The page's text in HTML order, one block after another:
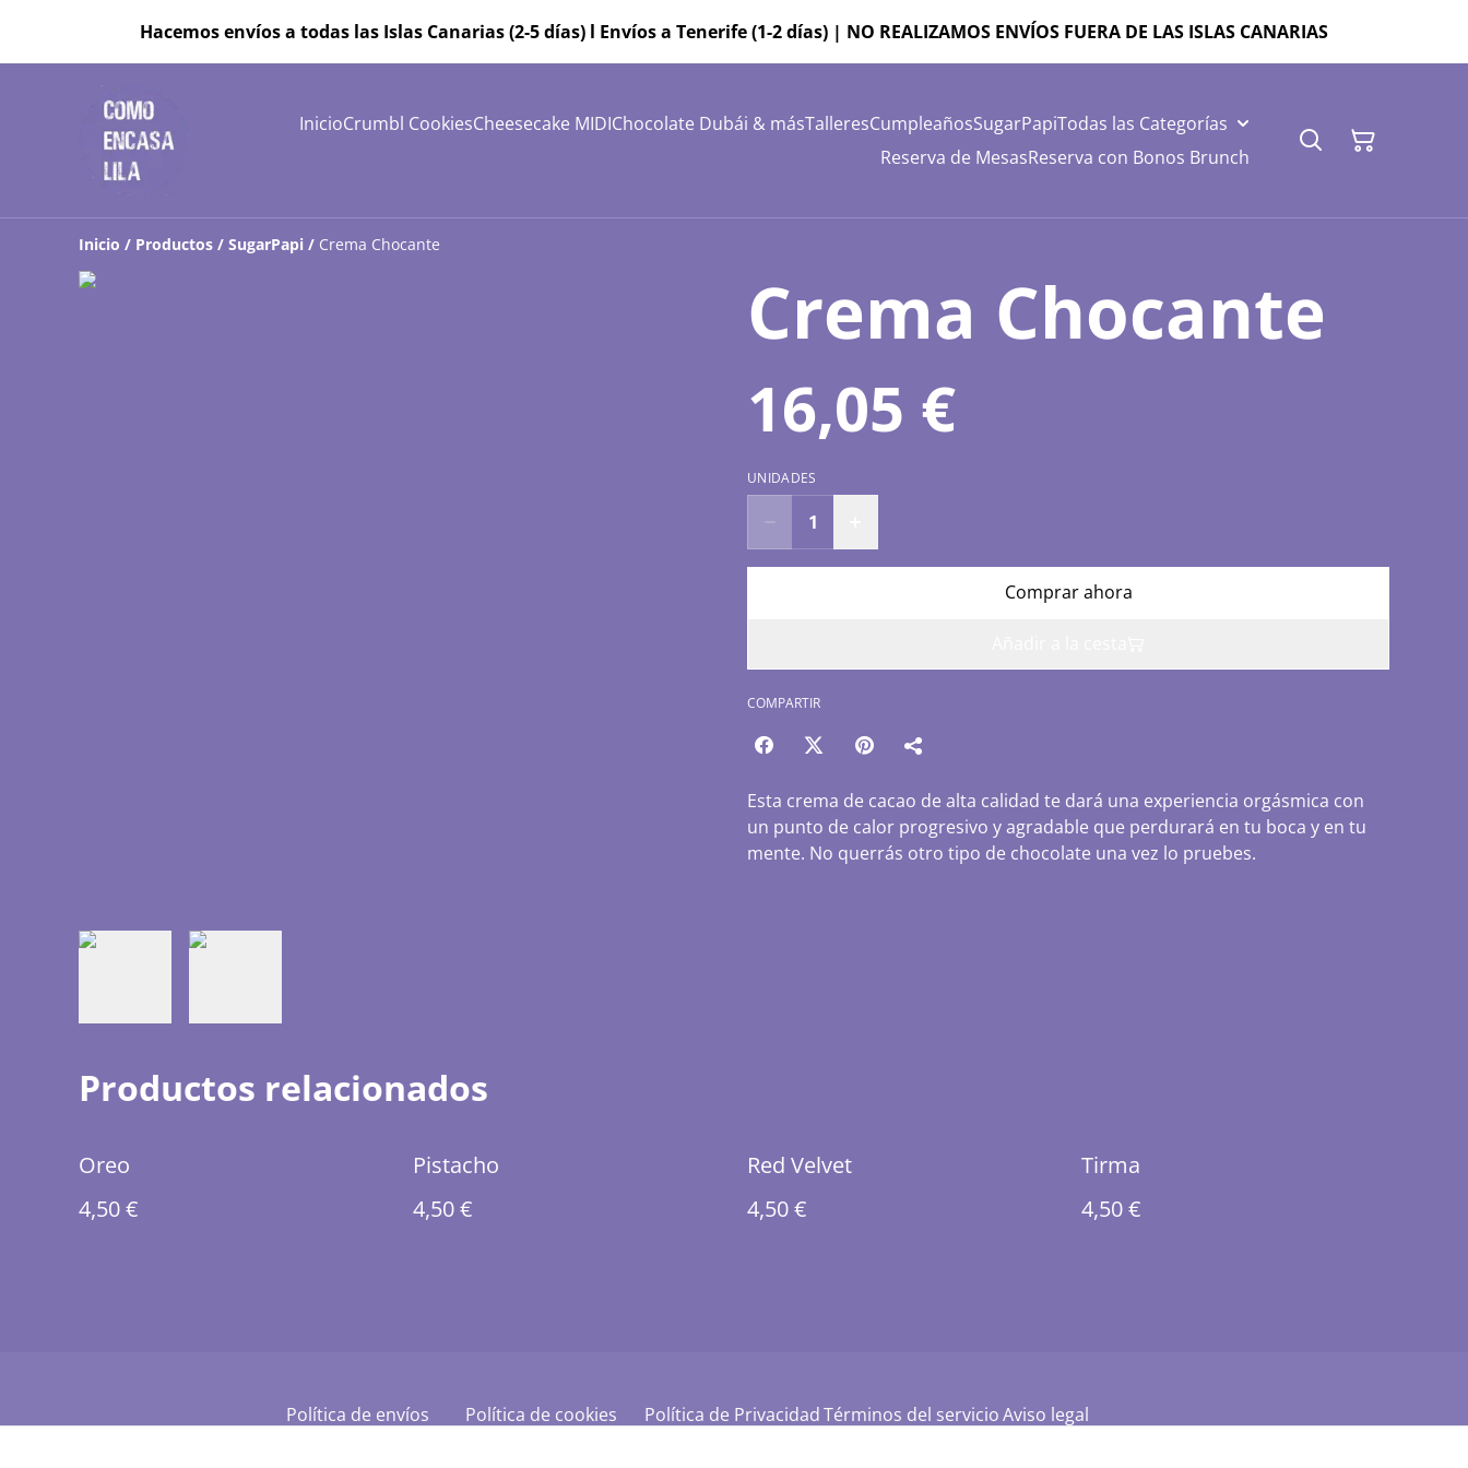
Hacemos envíos a todas las Islas Canarias (2-5 días) l Envíos a Tenerife (1-2 días) | NO REALIZAMOS ENVÍOS FUERA DE LAS ISLAS CANARIAS
InicioCrumbl CookiesCheesecake MIDIChocolate Dubái & másTalleresCumpleañosSugarPapiTodas las Categorías
Reserva de MesasReserva con Bonos Brunch
Inicio / Productos / SugarPapi / Crema Chocante
Crema Chocante
16,05 €
UNIDADES
Comprar ahora
COMPARTIR
Esta crema de cacao de alta calidad te dará una experiencia orgásmica con
un punto de calor progresivo y agradable que perdurará en tu boca y en tu
mente. No querrás otro tipo de chocolate una vez lo pruebes.
Productos relacionados
Oreo
4,50 €
Pistacho
4,50 €
Red Velvet
4,50 €
Tirma
4,50 €
Política de envíos Política de cookies Política de PrivacidadTérminos del servicioAviso legal